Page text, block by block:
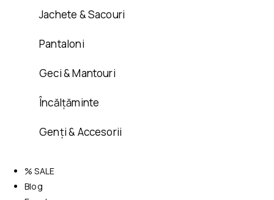
Jachete & Sacouri
Pantaloni
Geci & Mantouri
Încălțăminte
Genți & Accesorii
% SALE
Blog